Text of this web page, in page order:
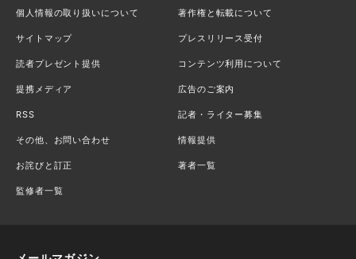
個人情報の取り扱いについて 著作権と転載について
サイトマップ プレスリリース受付
読者プレゼント提供 コンテンツ利用について
提携メディア 広告のご案内
RSS 記者・ライター募集
その他、お問い合わせ 情報提供
お詫びと訂正 著者一覧
監修者一覧